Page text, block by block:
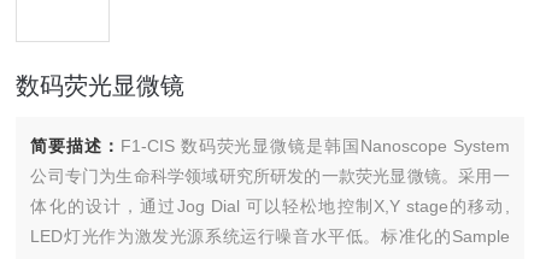
数码荧光显微镜
简要描述： F1-CIS 数码荧光显微镜是韩国Nanoscope System
公司专门为生命科学领域研究所研发的一款荧光显微镜。采用一
体化的设计，通过Jog Dial 可以轻松地控制X,Y stage的移动,
LED灯光作为激发光源系统运行噪音水平低。标准化的Sample